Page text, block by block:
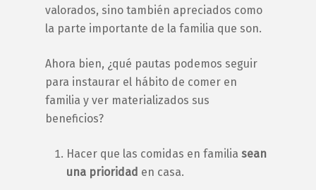
valorados, sino también apreciados como
la parte importante de la familia que son.
Ahora bien, ¿qué pautas podemos seguir
para instaurar el hábito de comer en
familia y ver materializados sus
beneficios?
Hacer que las comidas en familia sean
una prioridad en casa.